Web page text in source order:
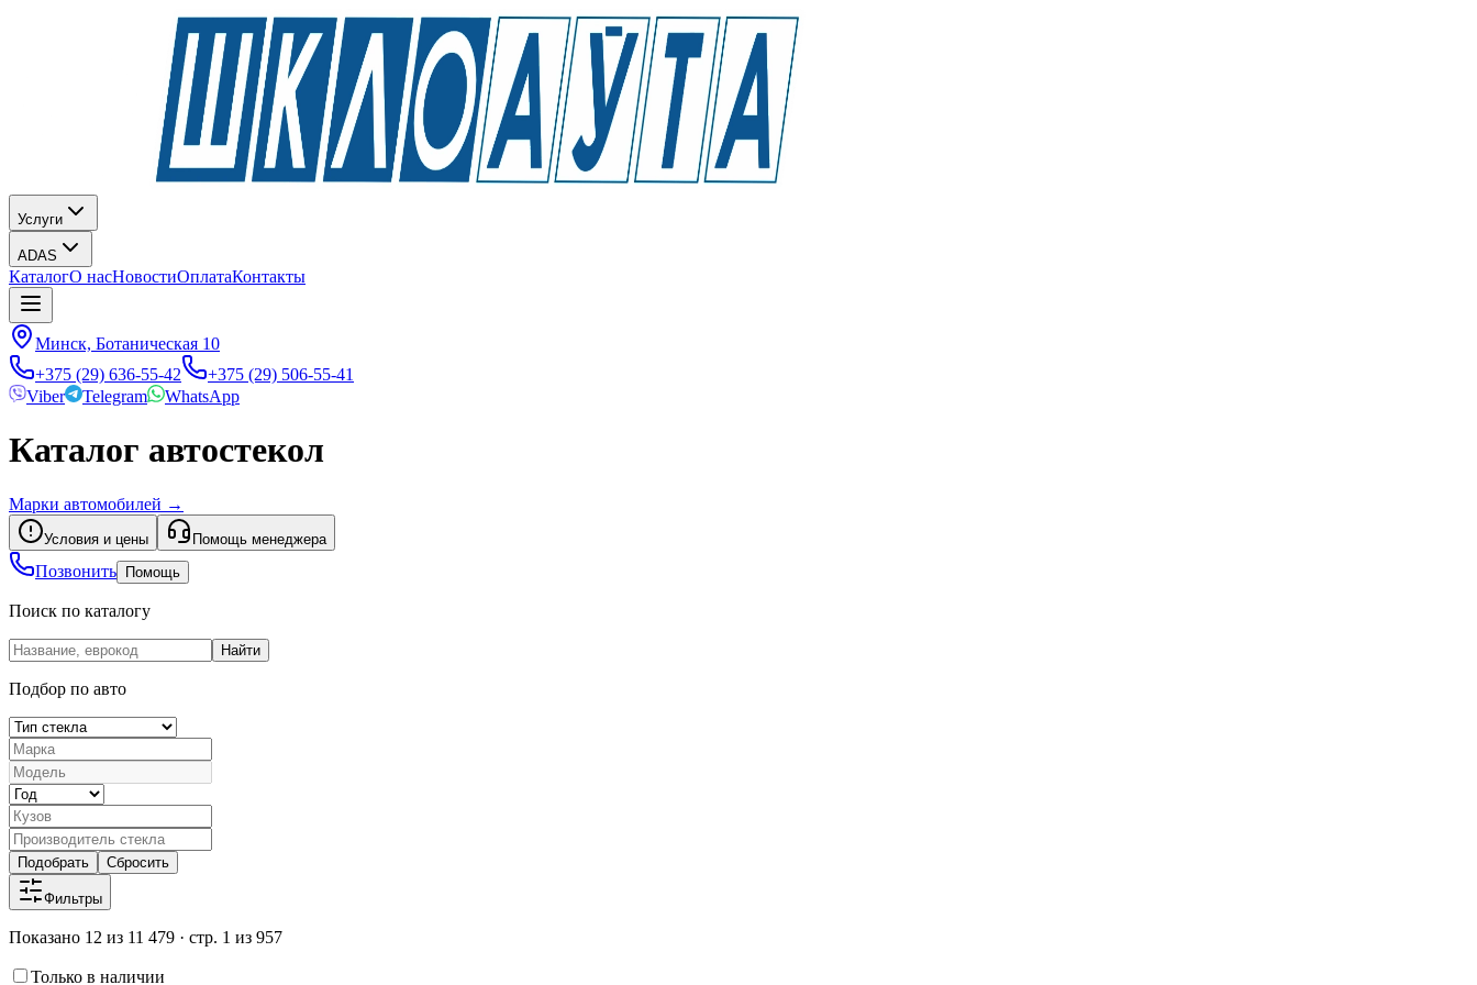
Услуги
ADAS
КаталогО насНовостиОплатаКонтакты
Минск, Ботаническая 10
+375 (29) 636-55-42
+375 (29) 506-55-41
Viber
Telegram WhatsApp
Каталог автостекол
Марки автомобилей →
Условия и цены Помощь менеджера
Позвонить Помощь
Поиск по каталогу
Найти
Подбор по авто
Подобрать Сбросить
Фильтры
Показано 12 из 11 479 · стр. 1 из 957
Только в наличии